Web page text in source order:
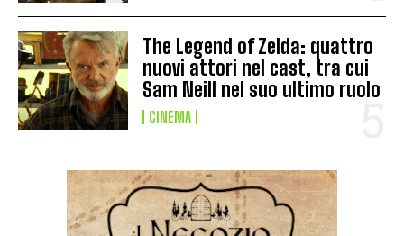
The Legend of Zelda: quattro
nuovi attori nel cast, tra cui
Sam Neill nel suo ultimo ruolo
CINEMA